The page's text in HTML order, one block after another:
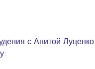
с Анитой